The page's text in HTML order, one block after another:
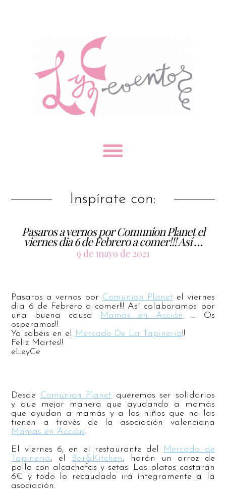
Inspírate con:
Pasaros a vernos por Comunion Planet el
viernes dia 6 de Febrero a comer!!! Así …
9 de mayo de 2021
Pasaros a vernos por Comunion Planet el viernes
dia 6 de Febrero a comer!!! Así colaboramos por
una buena causa
Mamás en Acción
… Os
osperamos!!
Ya sabéis en el Mercado De La Tapineria!!
Feliz Martes!!
eLeyCe
Desde Comunion Planet queremos ser solidarios
y que mejor manera que ayudando a mamás
que ayudan a mamás y a los niños que no las
tienen a través de la asociación valenciana
Mamás en Acción!
El viernes 6, en el
restaurante del Mercado de
Tapineria, el Bar&Kitchen, harán un arroz de
pollo con alcachofas y setas. Los platos costarán
6€ y todo lo recaudado irá íntegramente a la
asociación.